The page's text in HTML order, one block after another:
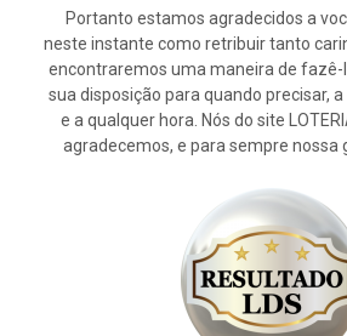
Portanto estamos agradecidos a
neste instante como retribuir tanto
encontraremos uma maneira de fazê-
sua disposição para quando precisar,
e a qualquer hora. Nós do site
agradecemos, e para sempre nossa